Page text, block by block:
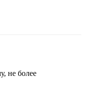
не более